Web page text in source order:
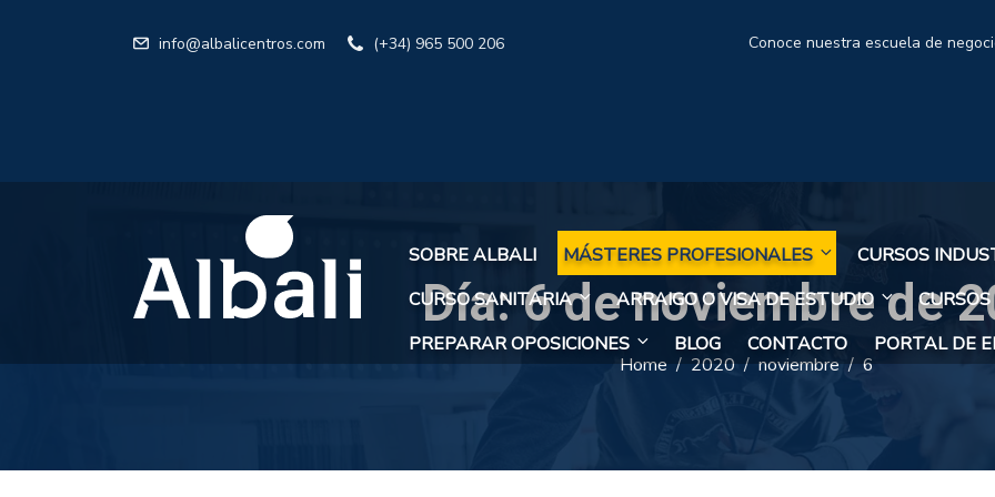
info@albalicentros.com (+34) 965 500 206
Conoce nuestra escuela de
SOBRE ALBALI MÁSTERES PROFESIONALES
CURSOS
CURSO SANITARIA
ARRAIGO O VISA DE ESTUDIO
PREPARAR OPOSICIONES
BLOG CONTACTO PORTAL DE
Día:6 de noviembre de
Home 2020 noviembre 6